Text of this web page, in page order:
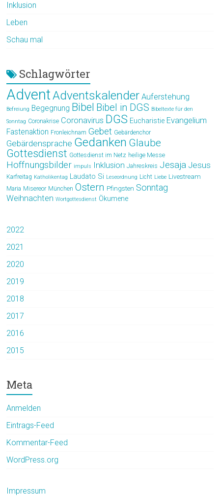
Inklusion
Leben
Schau mal
Schlagwörter
AdventAdventskalender Auferstehung
Befreiung Begegnung Bibel Bibel in DGS Bibeltexte für den
Sonntag Coronakrise Coronavirus DGS Eucharistie Evangelium
Fastenaktion Fronleichnam Gebet Gebärdenchor
Gebärdensprache Gedanken Glaube
Gottesdienst Gottesdienst im Netz heilige Messe
Hoffnungsbilder impuls Inklusion Jahreskreis Jesaja Jesus
Karfreitag Katholikentag Laudato Si Leseordnung Licht Liebe Livestream
Maria Misereor München Ostern Pfingsten Sonntag
Weihnachten Wortgottesdienst Ökumene
2022
2021
2020
2019
2018
2017
2016
2015
Meta
Anmelden
Eintrags-Feed
Kommentar-Feed
WordPress.org
Impressum